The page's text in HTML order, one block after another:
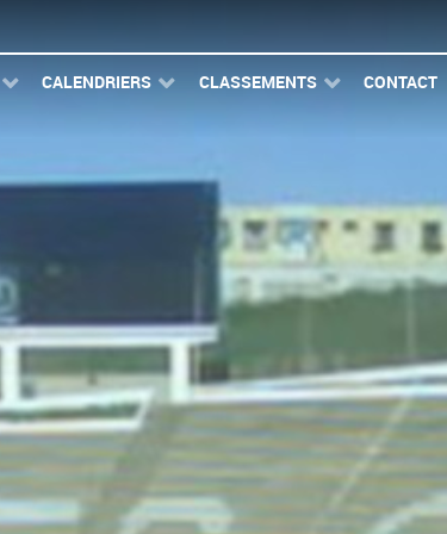
CALENDRIERS CLASSEMENTS CONTACT